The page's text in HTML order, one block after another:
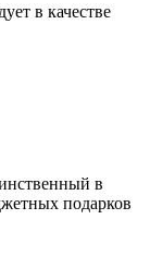
в качестве
в
подарков